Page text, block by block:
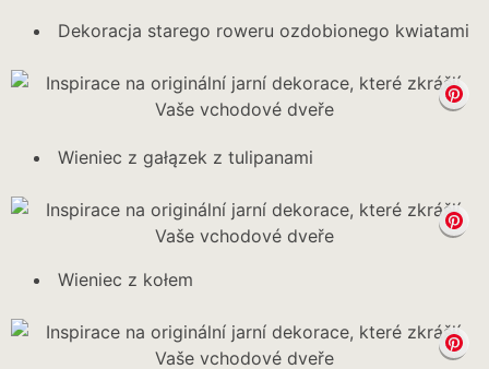
Dekoracja starego roweru ozdobionego kwiatami
Wieniec z gałązek z tulipanami
Wieniec z kołem